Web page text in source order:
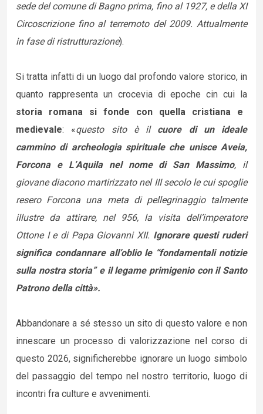
sede del comune di Bagno prima, fino al 1927, e della XI
Circoscrizione fino al terremoto del 2009. Attualmente
in fase di ristrutturazione).
Si tratta infatti di un luogo dal profondo valore storico, in
quanto rappresenta un crocevia di epoche cin cui la
storia romana si fonde con quella cristiana e
medievale: «questo sito è il cuore di un ideale
cammino di archeologia spirituale che unisce Aveia,
Forcona e L’Aquila nel nome di San Massimo, il
giovane diacono martirizzato nel III secolo le cui spoglie
resero Forcona una meta di pellegrinaggio talmente
illustre da attirare, nel 956, la visita dell’imperatore
Ottone I e di Papa Giovanni XII. Ignorare questi ruderi
significa condannare all’oblio le “fondamentali notizie
sulla nostra storia” e il legame primigenio con il Santo
Patrono della città».
Abbandonare a sé stesso un sito di questo valore e non
innescare un processo di valorizzazione nel corso di
questo 2026, significherebbe ignorare un luogo simbolo
del passaggio del tempo nel nostro territorio, luogo di
incontri fra culture e avvenimenti.